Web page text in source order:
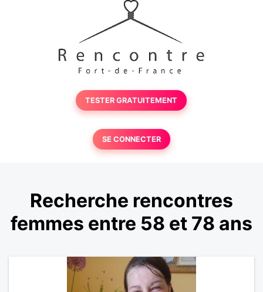
TESTER GRATUITEMENT
SE CONNECTER
Recherche rencontres
femmes entre 58 et 78 ans